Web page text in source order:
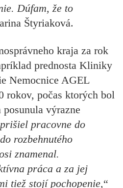
Dúfam, že to
Štyriaková.
kraja za rok
prednosta Kliniky
Nemocnice AGEL
rokov, počas ktorých bol
výrazne
pracovne do
rozbehnutého
znamenal.
práca a za jej
tiež stojí pochopenie,“